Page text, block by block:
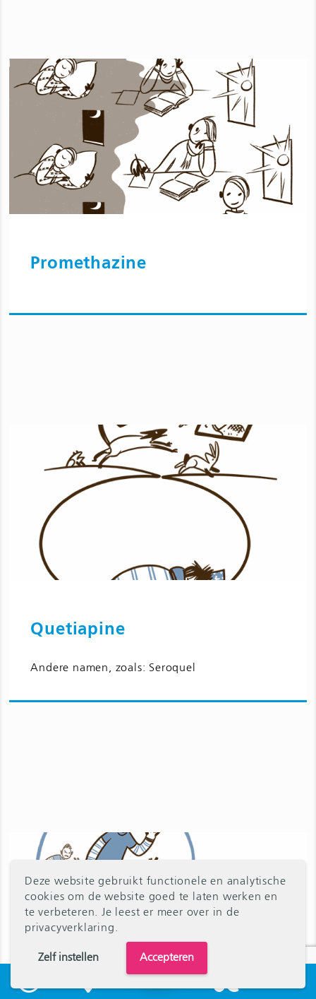
Deze website gebruikt functionele en analytische
cookies om de website goed te laten werken en
te verbeteren. Je leest er meer over in de
privacyverklaring.
Zelf instellen Accepteren
Promethazine
Quetiapine
Andere namen, zoals: Seroquel
Ga naar Quetiapine en bijwerkingen
voor kinderen en jongeren (25-100